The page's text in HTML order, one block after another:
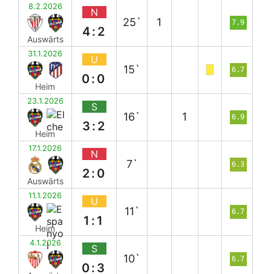
8.2.2026
Auswärts
N
4:2
25` 1 7.9
31.1.2026
Heim
U
0:0
15` 6.7
23.1.2026
Heim
S
3:2
16` 1 6.9
17.1.2026
Auswärts
N
2:0
7` 6.3
11.1.2026
Heim
U
1:1
11` 6.7
4.1.2026 S
0:3
10` 6.7